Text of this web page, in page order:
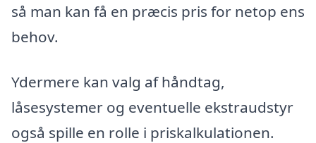
så man kan få en præcis pris for netop ens
behov.
Ydermere kan valg af håndtag,
låsesystemer og eventuelle ekstraudstyr
også spille en rolle i priskalkulationen.